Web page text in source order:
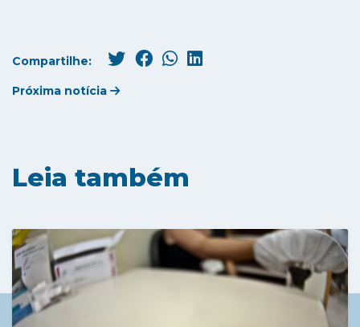
Compartilhe:
Próxima notícia
Leia também